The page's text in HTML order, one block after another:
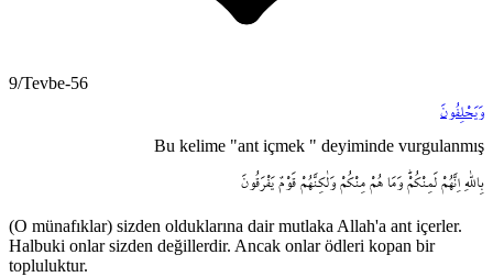
9/Tevbe-56
وَيَحْلِفُونَ
Bu kelime "ant içmek " deyiminde vurgulanmış
بِاللّٰهِ اِنَّهُمْ لَمِنْكُمْۜ وَمَا هُمْ مِنْكُمْ وَلٰكِنَّهُمْ قَوْمٌ يَفْرَقُونَ
(O münafıklar) sizden olduklarına dair mutlaka Allah'a ant içerler.
Halbuki onlar sizden değillerdir. Ancak onlar ödleri kopan bir
topluluktur.